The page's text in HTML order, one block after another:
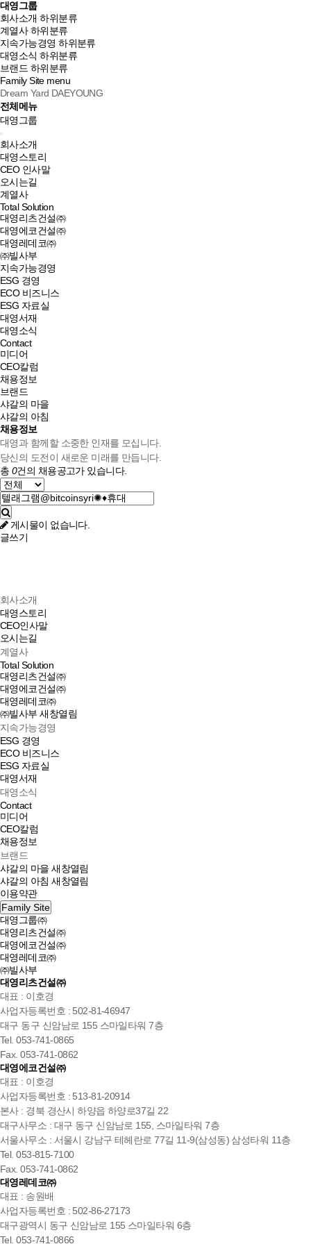
대영그룹
회사소개 하위분류
계열사 하위분류
지속가능경영 하위분류
대영소식 하위분류
브랜드 하위분류
Family Site menu
Dream Yard DAEYOUNG
전체메뉴
대영그룹
회사소개
대영스토리
CEO 인사말
오시는길
계열사
Total Solution
대영리츠건설㈜
대영에코건설㈜
대영레데코㈜
㈜빌사부
지속가능경영
ESG 경영
ECO 비즈니스
ESG 자료실
대영서재
대영소식
Contact
미디어
CEO칼럼
채용정보
브랜드
샤갈의 마을
샤갈의 아침
채용정보
대영과 함께할 소중한 인재를 모십니다.
당신의 도전이 새로운 미래를 만듭니다.
총 0건의 채용공고가 있습니다.
게시물이 없습니다.
글쓰기
회사소개
대영스토리
CEO인사말
오시는길
계열사
Total Solution
대영리츠건설㈜
대영에코건설㈜
대영레데코㈜
㈜빌사부새창열림
지속가능경영
ESG 경영
ECO 비즈니스
ESG 자료실
대영서재
대영소식
Contact
미디어
CEO칼럼
채용정보
브랜드
샤갈의 마을새창열림
샤갈의 아침새창열림
이용약관
Family Site
대영그룹㈜
대영리츠건설㈜
대영에코건설㈜
대영레데코㈜
㈜빌사부
대영리츠건설㈜
대표 : 이호경
사업자등록번호 : 502-81-46947
대구 동구 신암남로 155 스마일타워 7층
Tel. 053-741-0865
Fax. 053-741-0862
대영에코건설㈜
대표 : 이호경
사업자등록번호 : 513-81-20914
본사 : 경북 경산시 하양읍 하양로37길 22
대구사무소 : 대구 동구 신암남로 155, 스마일타워 7층
서울사무소 : 서울시 강남구 테헤란로 77길 11-9(삼성동) 삼성타워 11층
Tel. 053-815-7100
Fax. 053-741-0862
대영레데코㈜
대표 : 송원배
사업자등록번호 : 502-86-27173
대구광역시 동구 신암남로 155 스마일타워 6층
Tel. 053-741-0866